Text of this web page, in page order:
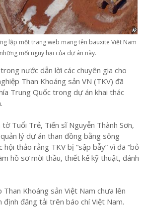
lập một trang web mang tên bauxite Việt Nam
mối nguy hại của dự án này.
nước dẫn lời các chuyên gia cho
Than Khoáng sản VN (TKV) đã
Trung Quốc trong dự án khai thác
Tuổi Trẻ, Tiến sĩ Nguyễn Thành Sơn,
lý dự án than đồng bằng sông
thảo rằng TKV bị “sập bẫy” vì đã “bỏ
hồ sơ mời thầu, thiết kế kỹ thuật, đánh
Than Khoáng sản Việt Nam chưa lên
định đăng tải trên báo chí Việt Nam.